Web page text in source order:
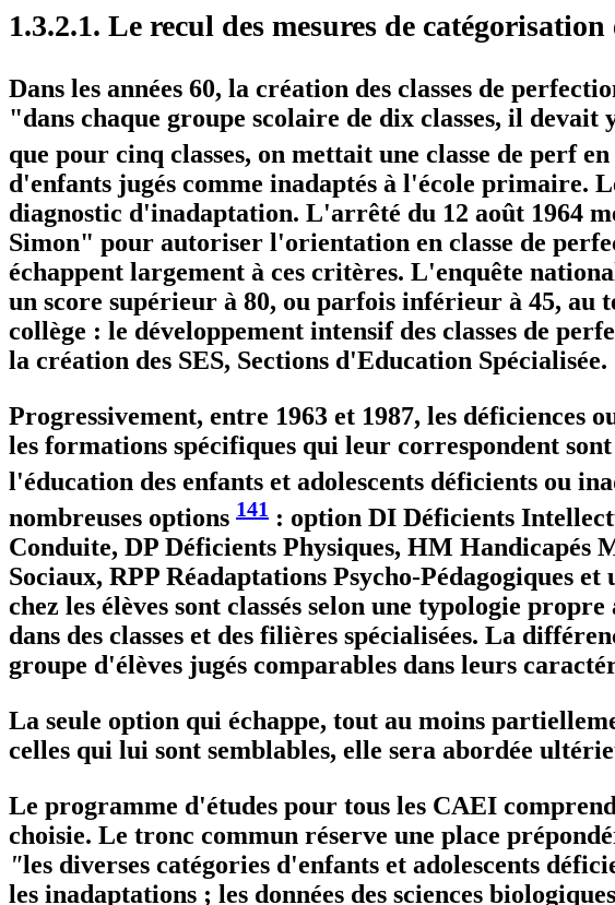
1.3.2.1. Le recul des mesures de
Dans les années 60, la création des classes de
"dans chaque groupe scolaire de dix classes, il
que pour cinq classes, on mettait une classe de perf en
d'enfants jugés comme inadaptés à l'école primaire.
diagnostic d'inadaptation. L'arrêté du 12 août 1964
Simon" pour autoriser l'orientation en classe de
échappent largement à ces critères. L'enquête
un score supérieur à 80, ou parfois inférieur à 45, au
collège : le développement intensif des classes de
la création des SES, Sections d'Education Spécialisée.
Progressivement, entre 1963 et 1987, les déficiences
les formations spécifiques qui leur correspondent
l'éducation des enfants et adolescents déficients ou
nombreuses options 141 : option DI Déficients
Conduite, DP Déficients Physiques, HM Handicapés
Sociaux, RPP Réadaptations Psycho-Pédagogiques
chez les élèves sont classés selon une typologie
dans des classes et des filières spécialisées. La
groupe d'élèves jugés comparables dans leurs
La seule option qui échappe, tout au moins
celles qui lui sont semblables, elle sera abordée
Le programme d'études pour tous les CAEI
choisie. Le tronc commun réserve une place
"les diverses catégories d'enfants et adolescents
les inadaptations ; les données des sciences